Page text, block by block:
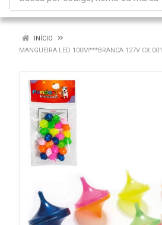
INÍCIO
MANGUEIRA LED 100M***BRANCA 127V CX:001